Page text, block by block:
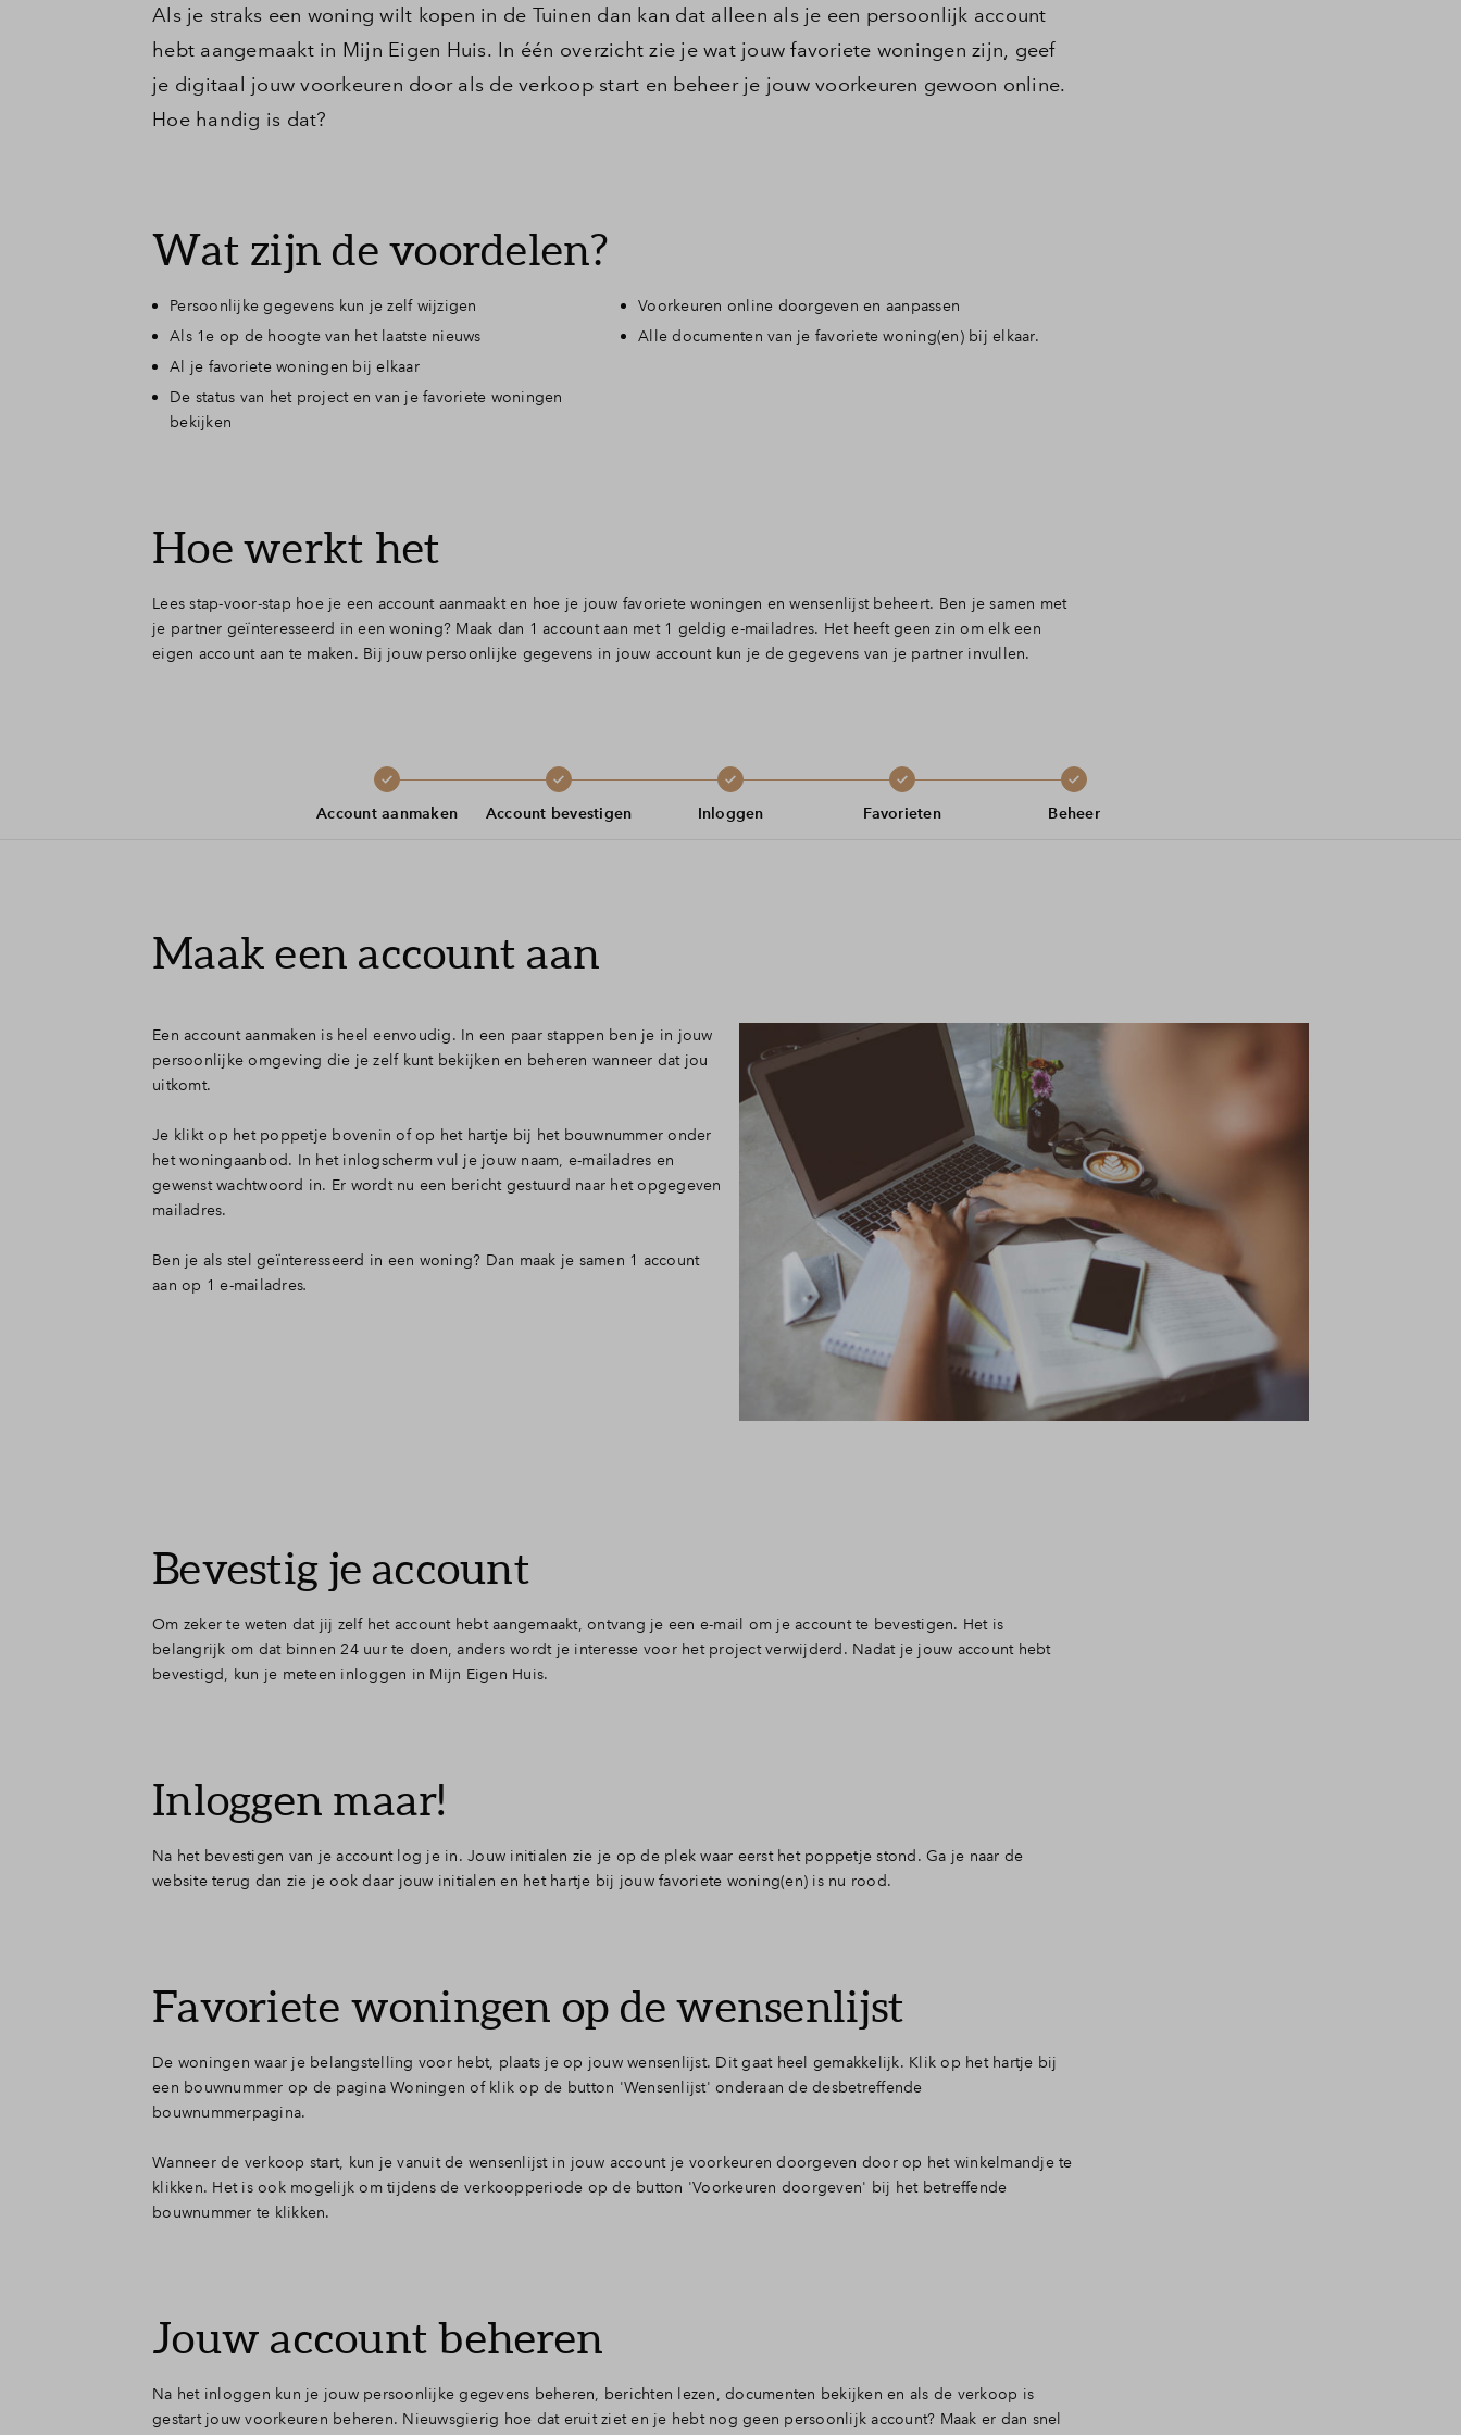
Veelgestelde vragen
Contact
Als je straks een woning wilt kopen in de Tuinen dan kan dat alleen als je een persoonlijk account
hebt aangemaakt in Mijn Eigen Huis. In één overzicht zie je wat jouw favoriete woningen zijn, geef
je digitaal jouw voorkeuren door als de verkoop start en beheer je jouw voorkeuren gewoon online.
Hoe handig is dat?
Wat zijn de voordelen?
Persoonlijke gegevens kun je zelf wijzigen
Als 1e op de hoogte van het laatste nieuws
Al je favoriete woningen bij elkaar
De status van het project en van je favoriete woningen
bekijken
Voorkeuren online doorgeven en aanpassen
Alle documenten van je favoriete woning(en) bij elkaar.
Hoe werkt het
Lees stap-voor-stap hoe je een account aanmaakt en hoe je jouw favoriete woningen en wensenlijst beheert. Ben je samen met
je partner geïnteresseerd in een woning? Maak dan 1 account aan met 1 geldig e-mailadres. Het heeft geen zin om elk een
eigen account aan te maken. Bij jouw persoonlijke gegevens in jouw account kun je de gegevens van je partner invullen.
Account aanmaken Account bevestigen Inloggen Favorieten Beheer
Maak een account aan
Een account aanmaken is heel eenvoudig. In een paar stappen ben je in jouw
persoonlijke omgeving die je zelf kunt bekijken en beheren wanneer dat jou
uitkomt.
Je klikt op het poppetje bovenin of op het hartje bij het bouwnummer onder
het woningaanbod. In het inlogscherm vul je jouw naam, e-mailadres en
gewenst wachtwoord in. Er wordt nu een bericht gestuurd naar het opgegeven
mailadres.
Ben je als stel geïnteresseerd in een woning? Dan maak je samen 1 account
aan op 1 e-mailadres.
Bevestig je account
Om zeker te weten dat jij zelf het account hebt aangemaakt, ontvang je een e-mail om je account te bevestigen. Het is
belangrijk om dat binnen 24 uur te doen, anders wordt je interesse voor het project verwijderd. Nadat je jouw account hebt
bevestigd, kun je meteen inloggen in Mijn Eigen Huis.
Inloggen maar!
Na het bevestigen van je account log je in. Jouw initialen zie je op de plek waar eerst het poppetje stond. Ga je naar de
website terug dan zie je ook daar jouw initialen en het hartje bij jouw favoriete woning(en) is nu rood.
Favoriete woningen op de wensenlijst
De woningen waar je belangstelling voor hebt, plaats je op jouw wensenlijst. Dit gaat heel gemakkelijk. Klik op het hartje bij
een bouwnummer op de pagina Woningen of klik op de button 'Wensenlijst' onderaan de desbetreffende
bouwnummerpagina.
Wanneer de verkoop start, kun je vanuit de wensenlijst in jouw account je voorkeuren doorgeven door op het winkelmandje te
klikken. Het is ook mogelijk om tijdens de verkoopperiode op de button 'Voorkeuren doorgeven' bij het betreffende
bouwnummer te klikken.
Jouw account beheren
Na het inloggen kun je jouw persoonlijke gegevens beheren, berichten lezen, documenten bekijken en als de verkoop is
gestart jouw voorkeuren beheren. Nieuwsgierig hoe dat eruit ziet en je hebt nog geen persoonlijk account? Maak er dan snel